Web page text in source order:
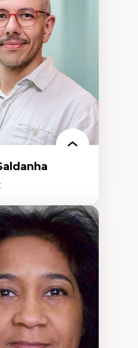
médias
et communication
et collectif
et décoloniales
en
des
et économie solidaire
critiques
culturel